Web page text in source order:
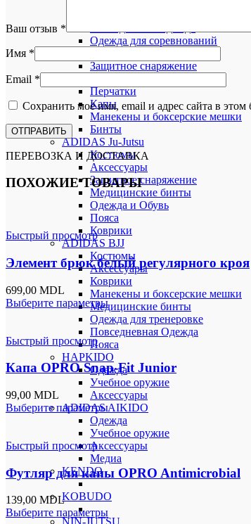
Одежда для соревнований
Защитное снаряжение
Перчатки
Капы
Манекены и боксерские мешки
Бинты
ADIDAS Ju-Jutsu
Костюмы
Аксессуары
Защитное снаряжение
Медицинские бинты
Одежда и Обувь
Пояса
Коврики
ADIDAS BJJ
Костюмы
Аксессуары
Коврики
Манекены и боксерские мешки
Медицинские бинты
Одежда для тренеровке
Повседневная Одежда
Пояса
HAPKIDO
Одежда
Учебное оружие
Аксессуары
ADIDAS AIKIDO
Одежда
Учебное оружие
Аксессуары
Медиа
KENDO
KOBUDO
NIN-JUTSU
Ваш отзыв *
Имя *
Email *
Сохранить моё имя, email и адрес сайта в
ПЕРЕВОЗКА И ДОСТАВКА
ПОХОЖИЕ ТОВАРЫ
Быстрый просмотр
Элемент брюк белый регулярного кроя
699,00 MDL
Выберите параметры
Быстрый просмотр
Капа OPRO Snap-Fit Junior
99,00 MDL
Выберите параметры
Быстрый просмотр
Футляр для капы OPRO Antimicrobial
139,00 MDL
Выберите параметры